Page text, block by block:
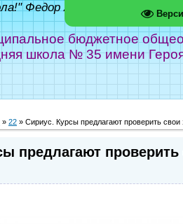
бюджетное
школа № 35 имени
Федор Абрамов
» 22 » Сириус. Курсы предлагают проверить
предлагают